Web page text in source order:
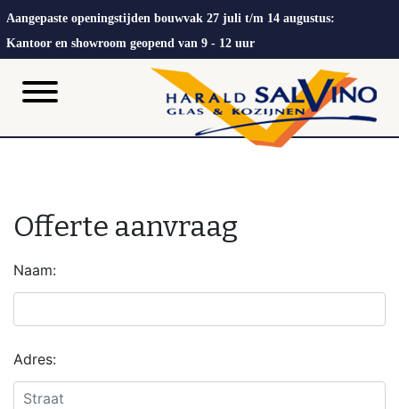
Aangepaste openingstijden bouwvak 27 juli t/m 14 augustus:
Kantoor en showroom geopend van 9 - 12 uur
Offerte aanvraag
Naam:
Adres: